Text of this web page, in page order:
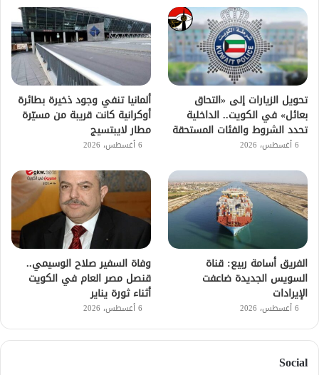
تحويل الزيارات إلى «التحاق
بعائل» في الكويت.. الداخلية
تحدد الشروط والفئات المستحقة
6 أغسطس، 2026
ألمانيا تنفي وجود ذخيرة بطائرة
أوكرانية كانت قريبة من مسيّرة
مطار لايبتسيج
6 أغسطس، 2026
الفريق أسامة ربيع: قناة
السويس الجديدة ضاعفت
الإيرادات
6 أغسطس، 2026
وفاة السفير صلاح الوسيمي..
قنصل مصر العام في الكويت
أثناء ثورة يناير
6 أغسطس، 2026
Social